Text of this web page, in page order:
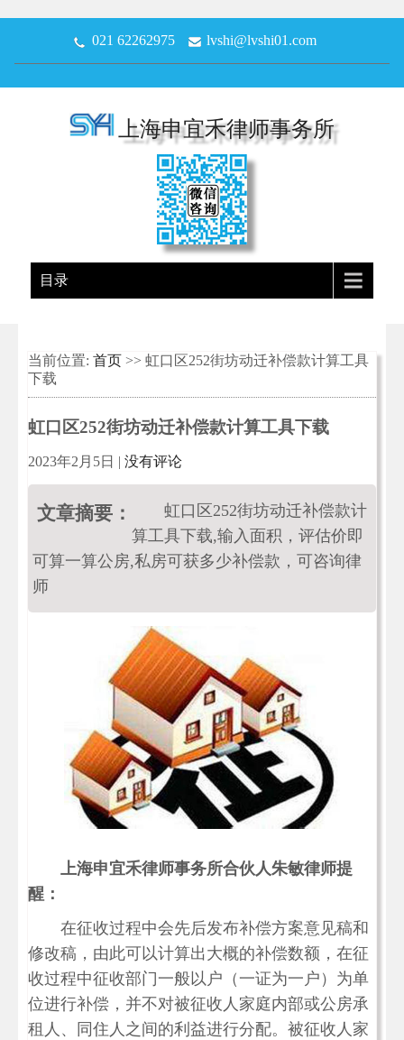
021 62262975 lvshi@lvshi01.com
上海申宜禾律师事务所
目录
当前位置: 首页 >> 虹口区252街坊动迁补偿款计算工具
下载
虹口区252街坊动迁补偿款计算工具下载
2023年2月5日 | 没有评论
文章摘要：
虹口区252街坊动迁补偿款计
算工具下载,输入面积，评估价即
可算一算公房,私房可获多少补偿款，可咨询律
师
上海申宜禾律师事务所合伙人朱敏律师提
醒：
在征收过程中会先后发布补偿方案意见稿和
修改稿，由此可以计算出大概的补偿数额，在征
收过程中征收部门一般以户（一证为一户）为单
位进行补偿，并不对被征收人家庭内部或公房承
租人、同住人之间的利益进行分配。被征收人家